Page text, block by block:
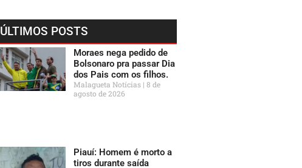
ÚLTIMOS POSTS
Moraes nega pedido de
Bolsonaro pra passar Dia
dos Pais com os filhos.
Malagueta Notícias 8 de
agosto de 2026
Piauí: Homem é morto a
tiros durante saída